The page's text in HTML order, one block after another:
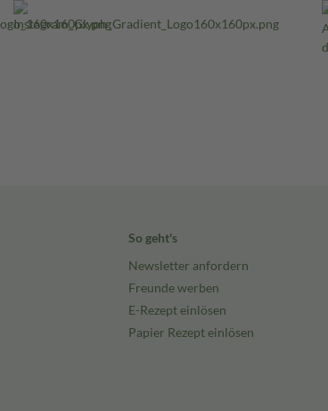
So geht's
Newsletter anfordern
Freunde werben
E-Rezept einlösen
Papier Rezept einlösen